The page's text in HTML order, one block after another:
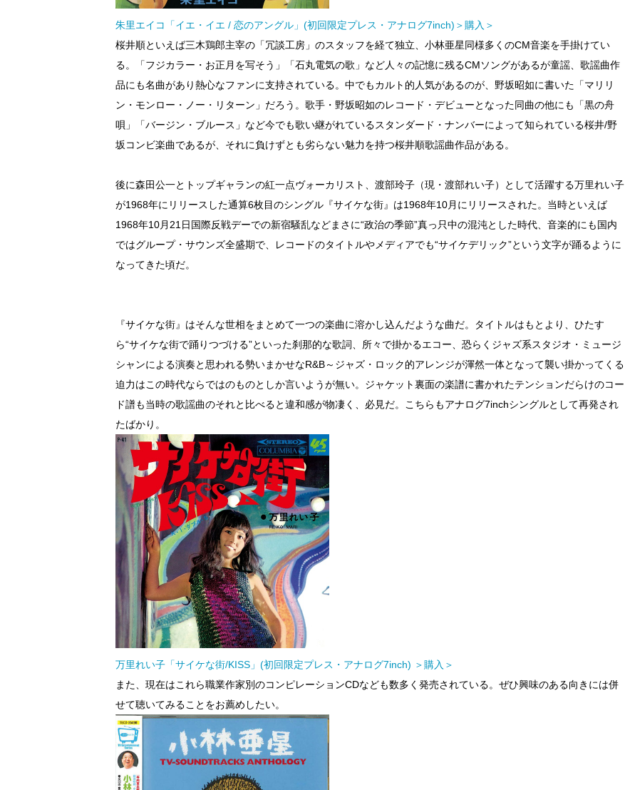
朱里エイコ「イエ・イエ / 恋のアングル」(初回限定プレス・アナログ7inch)＞購入＞
桜井順といえば三木鶏郎主宰の「冗談工房」のスタッフを経て独立、小林亜星同様多くのCM音楽を手掛けてい
る。「フジカラー・お正月を写そう」「石丸電気の歌」など人々の記憶に残るCMソングがあるが童謡、歌謡曲作
品にも名曲があり熱心なファンに支持されている。中でもカルト的人気があるのが、野坂昭如に書いた「マリリ
ン・モンロー・ノー・リターン」だろう。歌手・野坂昭如のレコード・デビューとなった同曲の他にも「黒の舟
唄」「バージン・ブルース」など今でも歌い継がれているスタンダード・ナンバーによって知られている桜井/野
坂コンビ楽曲であるが、それに負けずとも劣らない魅力を持つ桜井順歌謡曲作品がある。
後に森田公一とトップギャランの紅一点ヴォーカリスト、渡部玲子（現・渡部れい子）として活躍する万里れい子
が1968年にリリースした通算6枚目のシングル『サイケな街』は1968年10月にリリースされた。当時といえば
1968年10月21日国際反戦デーでの新宿騒乱などまさに“政治の季節”真っ只中の混沌とした時代、音楽的にも国内
ではグループ・サウンズ全盛期で、レコードのタイトルやメディアでも“サイケデリック”という文字が踊るように
なってきた頃だ。
『サイケな街』はそんな世相をまとめて一つの楽曲に溶かし込んだような曲だ。タイトルはもとより、ひたす
ら“サイケな街で踊りつづける”といった刹那的な歌詞、所々で掛かるエコー、恐らくジャズ系スタジオ・ミュージ
シャンによる演奏と思われる勢いまかせなR&B～ジャズ・ロック的アレンジが渾然一体となって襲い掛かってくる
迫力はこの時代ならではのものとしか言いようが無い。ジャケット裏面の楽譜に書かれたテンションだらけのコー
ド譜も当時の歌謡曲のそれと比べると違和感が物凄く、必見だ。こちらもアナログ7inchシングルとして再発され
たばかり。
万里れい子「サイケな街/KISS」(初回限定プレス・アナログ7inch) ＞購入＞
また、現在はこれら職業作家別のコンピレーションCDなども数多く発売されている。ぜひ興味のある向きには併
せて聴いてみることをお薦めしたい。